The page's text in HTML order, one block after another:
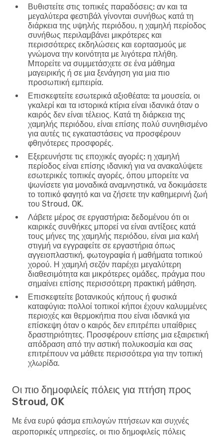
Βυθιστείτε στις τοπικές παραδόσεις: αν και τα
μεγαλύτερα φεστιβάλ γίνονται συνήθως κατά τη
διάρκεια της υψηλής περιόδου, η χαμηλή περίοδος
συνήθως περιλαμβάνει μικρότερες και
περισσότερες εκδηλώσεις και εορτασμούς με
γνώμονα την κοινότητα με λιγότερα πλήθη.
Μπορείτε να συμμετάσχετε σε ένα μάθημα
μαγειρικής ή σε μια ξενάγηση για μια πιο
προσωπική εμπειρία.
Επισκεφτείτε εσωτερικά αξιοθέατα: τα μουσεία, οι
γκαλερί και τα ιστορικά κτίρια είναι ιδανικά όταν ο
καιρός δεν είναι τέλειος. Κατά τη διάρκεια της
χαμηλής περιόδου, είναι επίσης πολύ συνηθισμένο
για αυτές τις εγκαταστάσεις να προσφέρουν
φθηνότερες προσφορές.
Εξερευνήστε τις εποχικές αγορές: η χαμηλή
περίοδος είναι επίσης ιδανική για να ανακαλύψετε
εσωτερικές τοπικές αγορές, όπου μπορείτε να
ψωνίσετε για μοναδικά αναμνηστικά, να δοκιμάσετε
το τοπικό φαγητό και να ζήσετε την καθημερινή ζωή
του Stroud, OK.
Λάβετε μέρος σε εργαστήρια: δεδομένου ότι οι
καιρικές συνθήκες μπορεί να είναι αντίξοες κατά
τους μήνες της χαμηλής περιόδου, είναι μια καλή
στιγμή να εγγραφείτε σε εργαστήρια όπως
αγγειοπλαστική, φωτογραφία ή μαθήματα τοπικού
χορού. Η χαμηλή σεζόν παρέχει μεγαλύτερη
διαθεσιμότητα και μικρότερες ομάδες, πράγμα που
σημαίνει επίσης περισσότερη πρακτική μάθηση.
Επισκεφτείτε βοτανικούς κήπους ή φυσικά
καταφύγια: πολλοί τοπικοί κήποι έχουν καλυμμένες
περιοχές και θερμοκήπια που είναι ιδανικά για
επίσκεψη όταν ο καιρός δεν επιτρέπει υπαίθριες
δραστηριότητες. Προσφέρουν επίσης μια εξαιρετική
απόδραση από την αστική πολυκοσμία και σας
επιτρέπουν να μάθετε περισσότερα για την τοπική
χλωρίδα.
Οι πιο δημοφιλείς πόλεις για πτήση προς
Stroud, OK
Με ένα ευρύ φάσμα επιλογών πτήσεων και συχνές
αεροπορικές υπηρεσίες, οι πιο δημοφιλείς πόλεις